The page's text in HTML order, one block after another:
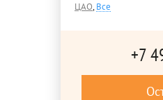
ЦАО,Все
+7